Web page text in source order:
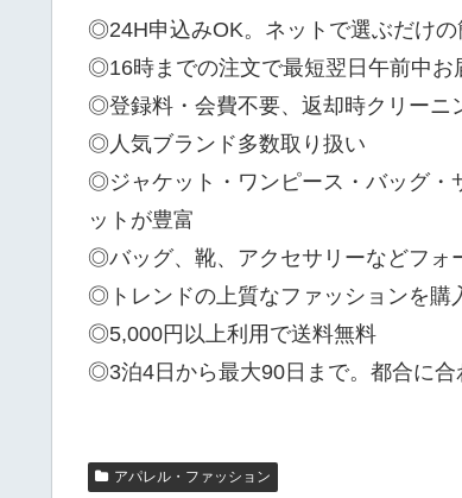
◎24H申込みOK。ネットで選ぶだけの
◎16時までの注文で最短翌日午前中お
◎登録料・会費不要、返却時クリーニ
◎人気ブランド多数取り扱い
◎ジャケット・ワンピース・バッグ・
ットが豊富
◎バッグ、靴、アクセサリーなどフォ
◎トレンドの上質なファッションを購
◎5,000円以上利用で送料無料
◎3泊4日から最大90日まで。都合に合
アパレル・ファッション